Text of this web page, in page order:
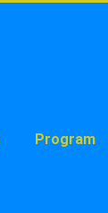
Program